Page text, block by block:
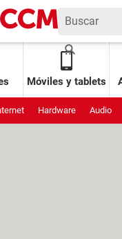
Móviles y tablets
Hardware Audio